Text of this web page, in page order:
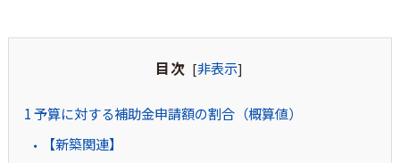
目次 [非表示]
1予算に対する補助金申請額の割合（概算値）
【新築関連】